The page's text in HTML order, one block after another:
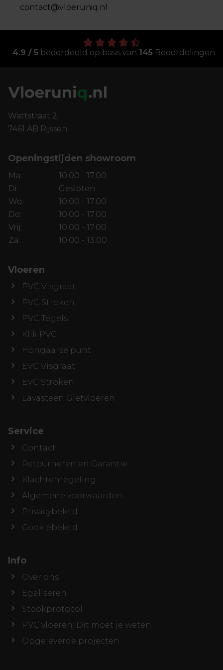
contact@vloeruniq.nl
4.9 / 5beoordeeld op basis van 145Beoordelingen
Wattstraat 2
7461 AB Rijssen
Openingstijden showroom
Ma:
10.00 - 17.00
Di:
Gesloten
Wo:
10.00 - 17.00
Do:
10.00 - 17.00
Vrij:
10.00 - 17.00
Za:
10.00 - 13.00
Vloeren
PVC Visgraat
PVC Stroken
PVC Tegels
Klik PVC
Hongaarse punt
EVC Visgraat
EVC Stroken
Lavasteen Gietvloeren
Service
Contact
Retourneren en Garantie
Klachtenregeling
Algemene voorwaarden
Privacybeleid
Cookiebeleid
Info
Over ons
Egaliseren
Stookprotocol
PVC vloeren: Dit moet je weten
Opgeleverde projecten